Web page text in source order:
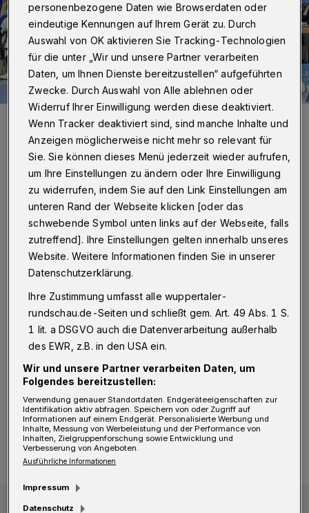
J ulian Bauer (Trainer TSV Bayer
Dormagen):„Wir wussten von Anfang an,
dass die Trauben für uns hier sehr
hochhängen. Trotzdem wollten wir uns nicht
einfach kampflos auf den Rücken legen,
sondern mit allem, was wir haben, dagegen
fighten. Ich finde, dass wir das in der ersten
Halbzeit im Angriff wirklich gut machen.
BHC legt noch zwei Gänge zu und feiert Torfestival
2. Handball-BL: 44:35 (22:18) gegen
Dormagen
BHC legt noch zwei Gänge zu und
feiert Torfestival
personenbezogene Daten wie Browserdaten oder
eindeutige Kennungen auf Ihrem Gerät zu. Durch
Auswahl von OK aktivieren Sie Tracking-Technologien
für die unter „Wir und unsere Partner verarbeiten
Daten, um Ihnen Dienste bereitzustellen“ aufgeführten
Zwecke. Durch Auswahl von Alle ablehnen oder
Widerruf Ihrer Einwilligung werden diese deaktiviert.
Wenn Tracker deaktiviert sind, sind manche Inhalte und
Anzeigen möglicherweise nicht mehr so relevant für
Sie. Sie können dieses Menü jederzeit wieder aufrufen,
um Ihre Einstellungen zu ändern oder Ihre Einwilligung
zu widerrufen, indem Sie auf den Link Einstellungen am
unteren Rand der Webseite klicken [oder das
schwebende Symbol unten links auf der Webseite, falls
zutreffend]. Ihre Einstellungen gelten innerhalb unseres
Website. Weitere Informationen finden Sie in unserer
Datenschutzerklärung.
Ihre Zustimmung umfasst alle wuppertaler-
rundschau.de-Seiten und schließt gem. Art. 49 Abs. 1 S.
1 lit. a DSGVO auch die Datenverarbeitung außerhalb
des EWR, z.B. in den USA ein.
Wir und unsere Partner verarbeiten Daten, um
Folgendes bereitzustellen:
Verwendung genauer Standortdaten. Endgeräteeigenschaften zur
Identifikation aktiv abfragen. Speichern von oder Zugriff auf
Informationen auf einem Endgerät. Personalisierte Werbung und
Inhalte, Messung von Werbeleistung und der Performance von
Inhalten, Zielgruppenforschung sowie Entwicklung und
Verbesserung von Angeboten.
Ausführliche Informationen
Impressum
Datenschutz